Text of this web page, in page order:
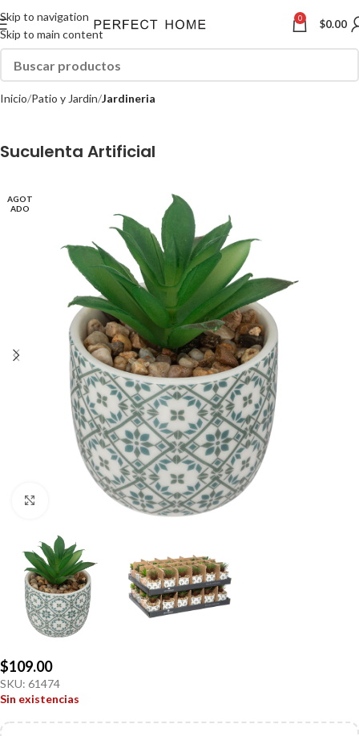
Skip to navigation
Skip to main content
0 $0.00
Inicio Patio y Jardin Jardineria
Suculenta Artificial
AGOT
ADO
Click to enlarge
$109.00
SKU: 61474
Sin existencias